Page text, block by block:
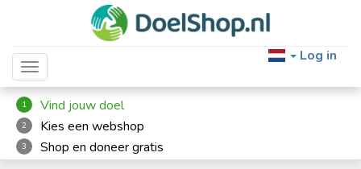
Toggle navigation
Log in
1 Vind jouw doel
2 Kies een webshop
3 Shop en doneer gratis